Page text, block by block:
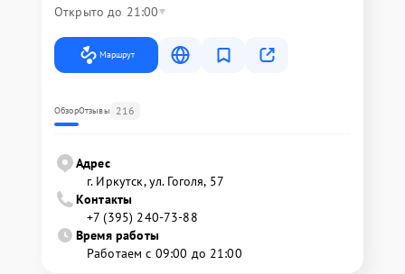
Открыто до 21:00
Маршрут
ОбзорОтзывы 216
Адрес
г. Иркутск, ул. ​Гоголя, 57
Контакты
+7 (395) 240-73-88
Время работы
Работаем с 09:00 до 21:00